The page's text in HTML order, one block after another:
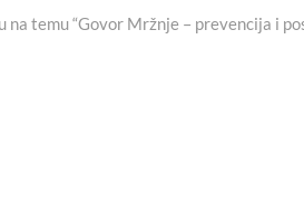
temu “Govor Mržnje – prevencija i